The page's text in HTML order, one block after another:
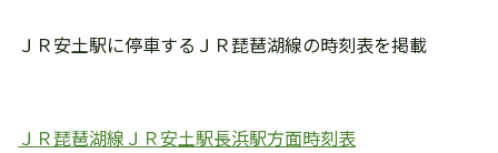
ＪＲ安土駅に停車するＪＲ琵琶湖線の時刻表を掲載
ＪＲ琵琶湖線ＪＲ安土駅長浜駅方面時刻表